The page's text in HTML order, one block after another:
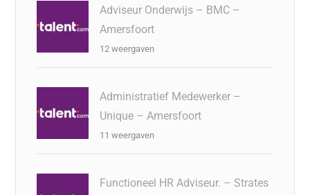
Adviseur Onderwijs – BMC –
Amersfoort
12 weergaven
Administratief Medewerker –
Unique – Amersfoort
11 weergaven
Functioneel HR Adviseur. – Strates